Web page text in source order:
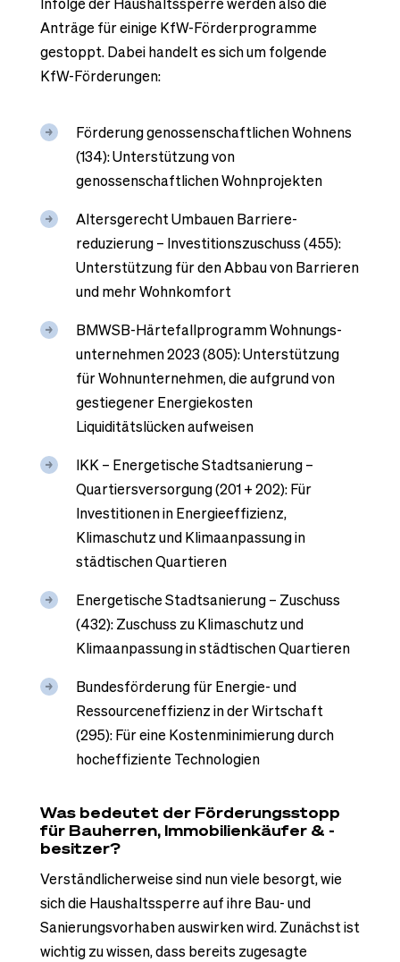
Anträge für einige KfW-Förderprogramme
gestoppt. Dabei handelt es sich um folgende
KfW-Förderungen:
Förderung genossenschaftlichen Wohnens
(134): Unterstützung von
genossenschaftlichen Wohnprojekten
Altersgerecht Umbauen Barriere­
reduzierung – Investitions­zuschuss (455):
Unterstützung für den Abbau von Barrieren
und mehr Wohnkomfort
BMWSB-Härtefallprogramm Wohnungs­
unternehmen 2023 (805): Unterstützung
für Wohnunternehmen, die aufgrund von
gestiegener Energiekosten
Liquiditätslücken aufweisen
IKK – Energetische Stadtsanierung –
Quartiersversorgung (201 + 202): Für
Investitionen in Energieeffizienz,
Klimaschutz und Klimaanpassung in
städtischen Quartieren
Energetische Stadtsanierung – Zuschuss
(432): Zuschuss zu Klimaschutz und
Klimaanpassung in städtischen Quartieren
Bundesförderung für Energie- und
Ressourceneffizienz in der Wirtschaft
(295): Für eine Kostenminimierung durch
hocheffiziente Technologien
Was bedeutet der Förderungsstopp
für Bauherren, Immobilienkäufer & -
besitzer?
Verständlicherweise sind nun viele besorgt, wie
sich die Haushaltssperre auf ihre Bau- und
Sanierungsvorhaben auswirken wird. Zunächst ist
wichtig zu wissen, dass bereits zugesagte